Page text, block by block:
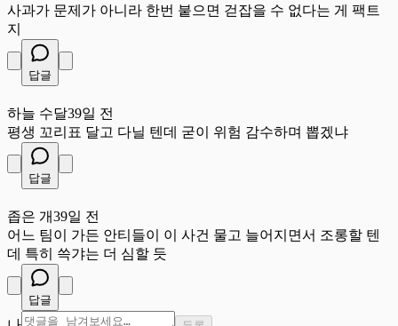
사과가 문제가 아니라 한번 붙으면 걷잡을 수 없다는 게 팩트
지
답글
하늘 수달39일 전
평생 꼬리표 달고 다닐 텐데 굳이 위험 감수하며 뽑겠냐
답글
좁은 개39일 전
어느 팀이 가든 안티들이 이 사건 물고 늘어지면서 조롱할 텐
데 특히 쓱갸는 더 심할 듯
답글